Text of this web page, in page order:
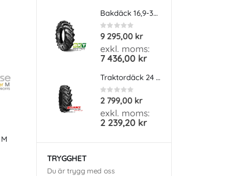
Bakdäck 16,9-38 PR 8 BKT TR 135
Rating:
0%
9 295,00 kr
7 436,00 kr
Traktordäck 24 tum 9,5-24 8PR Alliance FarmPRO 324
Rating:
0%
2 799,00 kr
2 239,20 kr
TRYGGHET
Du är trygg med oss